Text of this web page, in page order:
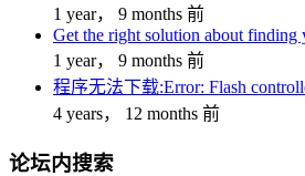
1 year， 9 months 前
Get the right solution about
1 year， 9 months 前
程序无法下载:Error: Flash
4 years， 12 months 前
论坛内搜索